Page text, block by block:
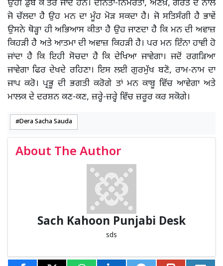
ਉਹੀ ਡੁੱਬ ਕੇ ਤੈਰ ਜਾਂਦੇ ਹਨ। ਦੀਨਤਾ-ਨਿਮਰਤਾ, ਅਣਖ਼, ਗੈਰਤ ਦੇ ਨਾਲ
ਜੋ ਚੱਲਦਾ ਹੈ ਉਹ ਮਨ ਦਾ ਮੂੰਹ ਮੋੜ ਸਕਦਾ ਹੈ। ਜੋ ਸਤਿਸੰਗੀ ਹੈ ਭਾਵੇਂ
ਉਸਨੇ ਥੋੜ੍ਹਾ ਹੀ ਅਭਿਆਸ ਕੀਤਾ ਹੈ ਉਹ ਜਾਣਦਾ ਹੈ ਕਿ ਮਨ ਦੀ ਅਵਾਜ਼
ਕਿਹੜੀ ਹੈ ਅਤੇ ਆਤਮਾ ਦੀ ਅਵਾਜ਼ ਕਿਹੜੀ ਹੈ। ਪਰ ਮਨ ਇੰਨਾ ਹਾਵੀ ਹੋ
ਜਾਂਦਾ ਹੈ ਕਿ ਇਹੀ ਸੋਚਦਾ ਹੈ ਕਿ ਦੇਖਿਆ ਜਾਵੇਗਾ। ਜਦੋਂ ਰਗੜਿਆ
ਜਾਵੇਗਾ ਫਿਰ ਦੇਖਦੇ ਰਹਿਣਾ। ਇਸ ਲਈ ਗੁਰਮੁੱਖ ਬਣੋ, ਰਾਮ-ਨਾਮ ਦਾ
ਜਾਪ ਕਰੋ। ਪ੍ਰਭੂ ਦੀ ਭਗਤੀ ਕਰੋਗੇ ਤਾਂ ਮਨ ਕਾਬੂ ਵਿੱਚ ਆਵੇਗਾ ਅਤੇ
ਮਾਲਕ ਦੇ ਦਰਸ਼ਨ ਕਣ-ਕਣ, ਜ਼ਰ੍ਹੇ-ਜ਼ਰ੍ਹੇ ਵਿੱਚ ਜ਼ਰੂਰ ਕਰ ਸਕੋਗੇ।
Dera Sacha Sauda
About The Author
Sach Kahoon Punjabi Desk
sds